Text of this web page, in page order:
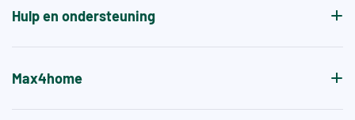
Hulp en ondersteuning
Max4home